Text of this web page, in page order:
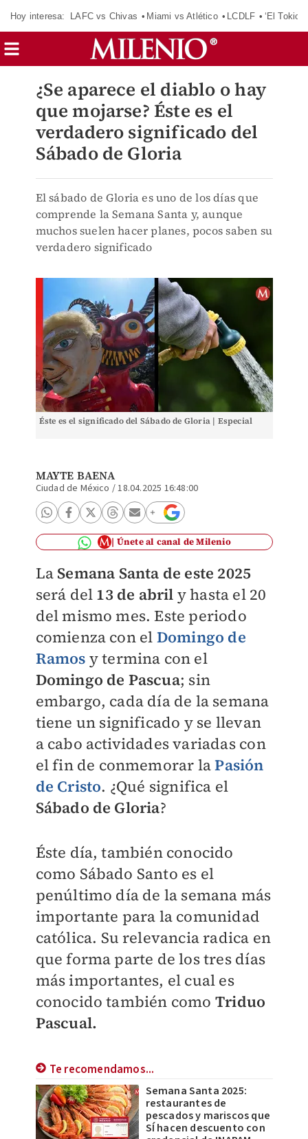
Hoy interesa: LAFC vs Chivas Miami vs Atlético LCDLF ‘El Tokio’
¿Se aparece el diablo o hay
que mojarse? Éste es el
verdadero significado del
Sábado de Gloria
El sábado de Gloria es uno de los días que
comprende la Semana Santa y, aunque
muchos suelen hacer planes, pocos saben su
verdadero significado
Éste es el significado del Sábado de Gloria | Especial
MAYTE BAENA
Ciudad de México /18.04.2025 16:48:00
Únete al canal de Milenio
LaSemana Santa de este 2025
será del 13 de abril y hasta el 20
del mismo mes. Este periodo
comienza con el Domingo de
Ramos y termina con el
Domingo de Pascua; sin
embargo, cada día de la semana
tiene un significado y se llevan
a cabo actividades variadas con
el fin de conmemorar laPasión
de Cristo. ¿Qué significa el
Sábado de Gloria?
Éste día, también conocido
como Sábado Santo es el
penúltimo día de la semana más
importante para la comunidad
católica. Su relevancia radica en
que forma parte de los tres días
más importantes, el cual es
conocido también como Triduo
Pascual.
Te recomendamos...
Semana Santa 2025:
restaurantes de
pescados y mariscos que
SÍ hacen descuento con